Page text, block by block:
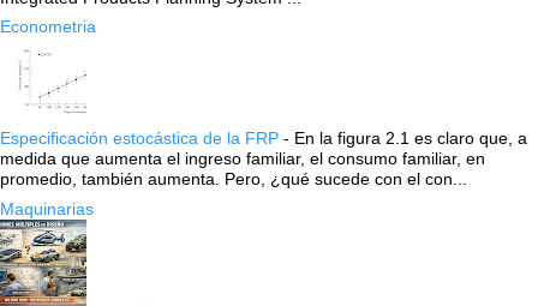
Econometria
Especificación estocástica de la FRP - En la figura 2.1 es claro que, a
medida que aumenta el ingreso familiar, el consumo familiar, en
promedio, también aumenta. Pero, ¿qué sucede con el con...
Maquinarias